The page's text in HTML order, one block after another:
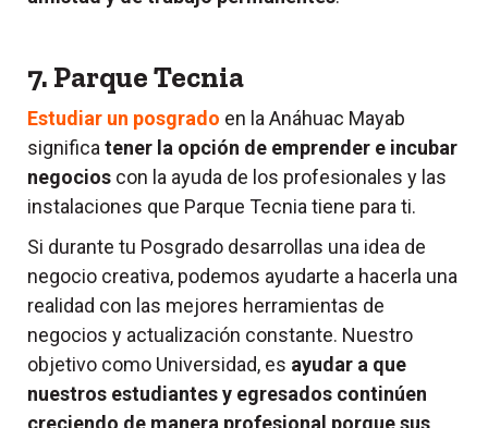
7. Parque Tecnia
Estudiar un posgrado en la Anáhuac Mayab
significa tener la opción de emprender e incubar
negocios con la ayuda de los profesionales y las
instalaciones que Parque Tecnia tiene para ti.
Si durante tu Posgrado desarrollas una idea de
negocio creativa, podemos ayudarte a hacerla una
realidad con las mejores herramientas de
negocios y actualización constante. Nuestro
objetivo como Universidad, es ayudar a que
nuestros estudiantes y egresados continúen
creciendo de manera profesional porque sus